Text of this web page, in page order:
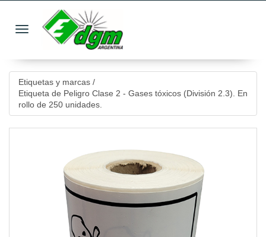
Toggle navigation
Etiquetas y marcas /
Etiqueta de Peligro Clase 2 - Gases tóxicos (División 2.3). En
rollo de 250 unidades.